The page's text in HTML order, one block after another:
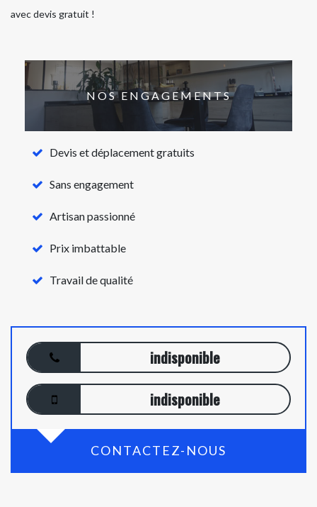
avec devis gratuit !
NOS ENGAGEMENTS
Devis et déplacement gratuits
Sans engagement
Artisan passionné
Prix imbattable
Travail de qualité
indisponible
indisponible
CONTACTEZ-NOUS